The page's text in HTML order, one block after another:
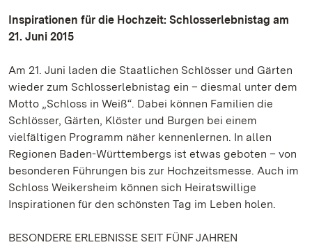
Inspirationen für die Hochzeit: Schlosserlebnistag am
21. Juni 2015
Am 21. Juni laden die Staatlichen Schlösser und Gärten
wieder zum Schlosserlebnistag ein – diesmal unter dem
Motto „Schloss in Weiß“. Dabei können Familien die
Schlösser, Gärten, Klöster und Burgen bei einem
vielfältigen Programm näher kennenlernen. In allen
Regionen Baden-Württembergs ist etwas geboten – von
besonderen Führungen bis zur Hochzeitsmesse. Auch im
Schloss Weikersheim können sich Heiratswillige
Inspirationen für den schönsten Tag im Leben holen.
BESONDERE ERLEBNISSE SEIT FÜNF JAHREN